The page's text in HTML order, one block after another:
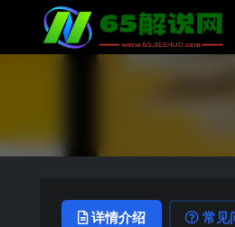
详情介绍 常见